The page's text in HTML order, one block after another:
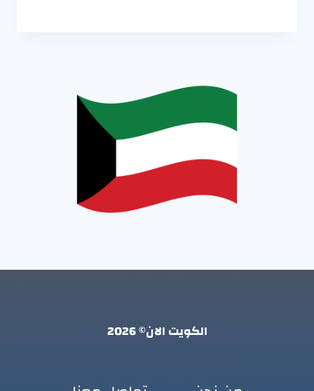
الكويت الان© 2026